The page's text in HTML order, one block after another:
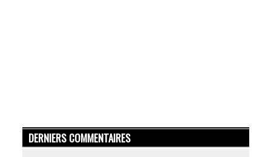
DERNIERS COMMENTAIRES